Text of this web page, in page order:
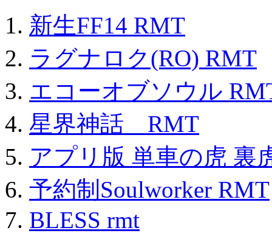
新生FF14 RMT
ラグナロク(RO) RMT
エコーオブソウル
星界神話 RMT
アプリ版 単車の虎 裏
予約制Soulworker RMT
BLESS rmt